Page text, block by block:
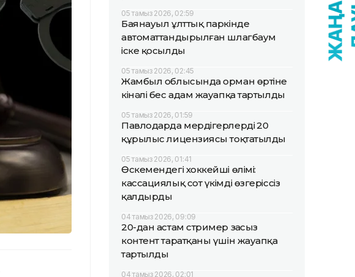
05 тамыз 2026, 02:59
Баянауыл ұлттық паркінде
автоматтандырылған шлагбаум
іске қосылды
05 тамыз 2026, 02:45
Жамбыл облысында орман өртіне
кінәлі бес адам жауапқа тартылды
05 тамыз 2026, 01:59
Павлодарда мердігерлердің 20
құрылыс лицензиясы тоқтатылды
05 тамыз 2026, 01:41
Өскемендегі хоккейші өлімі:
кассациялық сот үкімді өзгеріссіз
қалдырды
04 тамыз 2026, 09:09
20-дан астам стример заңсыз
контент таратқаны үшін жауапқа
тартылды
04 тамыз 2026, 02:01